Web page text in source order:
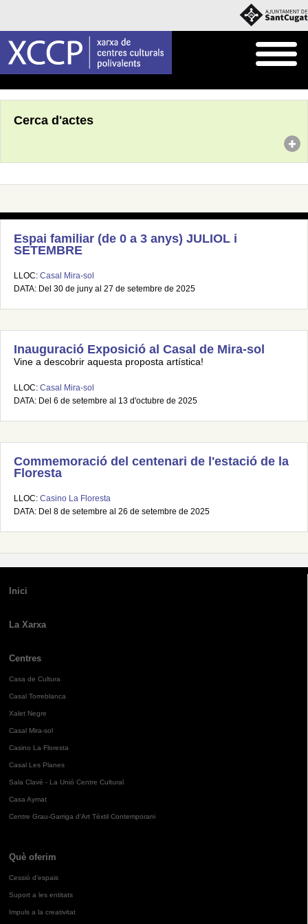
Cerca d'actes
Espai familiar (de 0 a 3 anys) JULIOL i
SETEMBRE
LLOC: Casal Mira-sol
DATA: Del 30 de juny al 27 de setembre de 2025
Inauguració Exposició al Casal de Mira-sol
Vine a descobrir aquesta proposta artística!
LLOC: Casal Mira-sol
DATA: Del 6 de setembre al 13 d'octubre de 2025
Commemoració del centenari de l'estació de la
Floresta
LLOC: Casino La Floresta
DATA: Del 8 de setembre al 26 de setembre de 2025
Inici
La Xarxa
Centres
Casa de Cultura
Casal Torreblanca
Xalet Negre
Casal Mira-sol
Casino La Floresta
Casal Les Planes
Sala Clavé - La Unió Centre Cultural
Casa Aymat
Centre Grau-Garriga d'Art Tèxtil Contemporani
Què oferim
Cessió d'espais
Suport a les entitats
Impuls a la creativitat